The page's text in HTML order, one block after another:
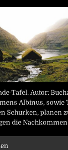
Tafel. Autor:
Albinus, sowie
Schurken, planen
die